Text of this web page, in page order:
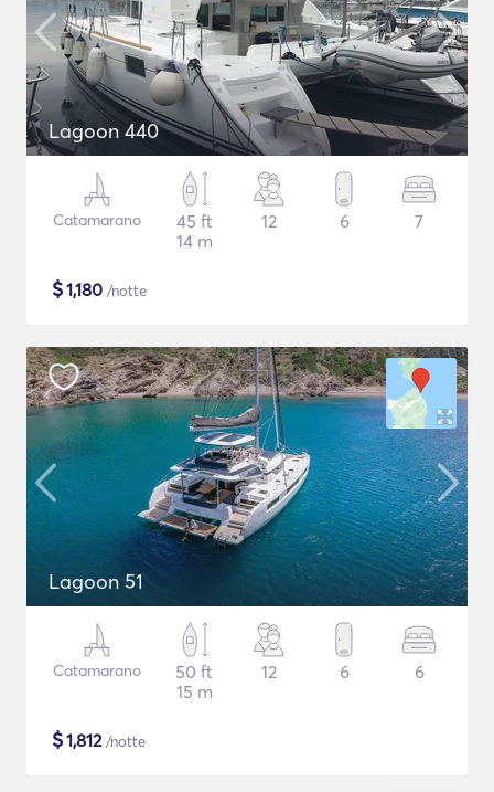
Lagoon 440
Catamarano
45 ft
14 m
12 6 7
$1,180 /notte
Lagoon 51
Catamarano
50 ft
15 m
12 6 6
$1,812/notte